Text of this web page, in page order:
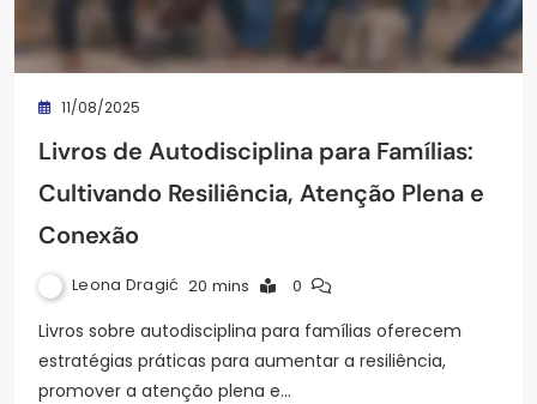
11/08/2025
Livros de Autodisciplina para Famílias:
Cultivando Resiliência, Atenção Plena e
Conexão
Leona Dragić 20 mins 0
Livros sobre autodisciplina para famílias oferecem
estratégias práticas para aumentar a resiliência,
promover a atenção plena e…